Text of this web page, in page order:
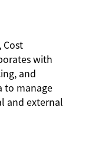
Cost
with
and
to manage
and external